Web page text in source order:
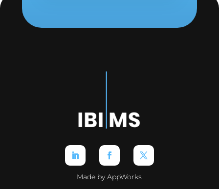
Made by AppWorks